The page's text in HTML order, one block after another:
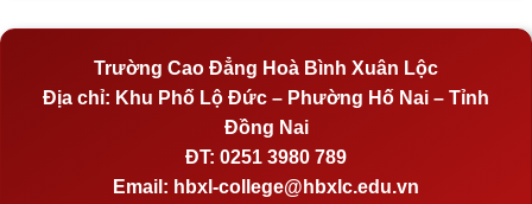
Trường Cao Đẳng Hoà Bình Xuân Lộc
Địa chỉ: Khu Phố Lộ Đức – Phường Hố Nai – Tỉnh
Đồng Nai
ĐT: 0251 3980 789
Email: hbxl-college@hbxlc.edu.vn